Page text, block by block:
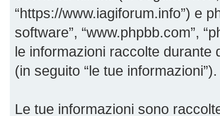
“https://www.iagiforum.info”) e
software”, “www.phpbb.com”,
le informazioni raccolte durante
(in seguito “le tue informazioni”).
Le tue informazioni sono